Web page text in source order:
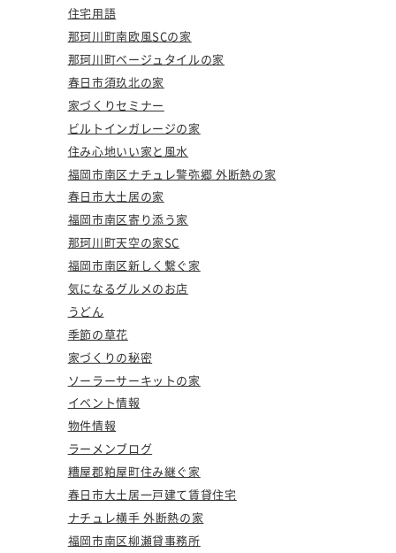
住宅用語
那珂川町南欧風SCの家
那珂川町ベージュタイルの家
春日市須玖北の家
家づくりセミナー
ビルトインガレージの家
住み心地いい家と風水
福岡市南区ナチュレ警弥郷 外断熱の家
春日市大土居の家
福岡市南区寄り添う家
那珂川町天空の家SC
福岡市南区新しく繋ぐ家
気になるグルメのお店
うどん
季節の草花
家づくりの秘密
ソーラーサーキットの家
イベント情報
物件情報
ラーメンブログ
糟屋郡粕屋町住み継ぐ家
春日市大土居一戸建て賃貸住宅
ナチュレ横手 外断熱の家
福岡市南区柳瀬貸事務所